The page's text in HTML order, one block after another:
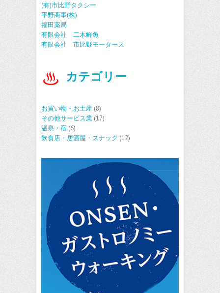
(有)市比野タクシー
平野商事(株)
福田薬局
有限会社 二木鮮魚
有限会社 市比野モータース
カテゴリー
お買い物・お土産 (8)
その他サービス業 (17)
温泉・宿 (6)
飲食店・居酒屋・スナック (12)